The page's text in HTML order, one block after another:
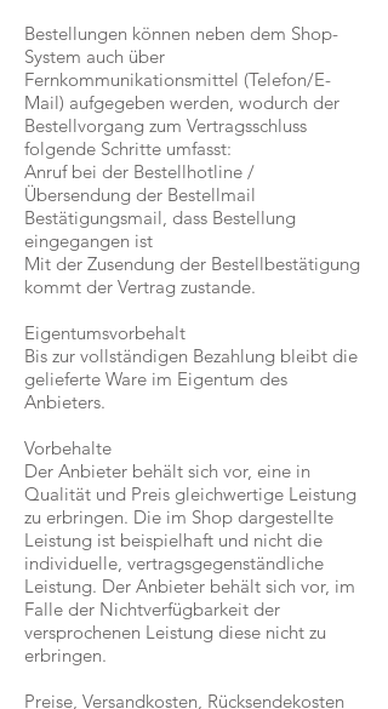
Bestellungen können neben dem Shop-
System auch über
Fernkommunikationsmittel (Telefon/E-
Mail) aufgegeben werden, wodurch der
Bestellvorgang zum Vertragsschluss
folgende Schritte umfasst:
Anruf bei der Bestellhotline /
Übersendung der Bestellmail
Bestätigungsmail, dass Bestellung
eingegangen ist
Mit der Zusendung der Bestellbestätigung
kommt der Vertrag zustande.
Eigentumsvorbehalt
Bis zur vollständigen Bezahlung bleibt die
gelieferte Ware im Eigentum des
Anbieters.
Vorbehalte
Der Anbieter behält sich vor, eine in
Qualität und Preis gleichwertige Leistung
zu erbringen. Die im Shop dargestellte
Leistung ist beispielhaft und nicht die
individuelle, vertragsgegenständliche
Leistung. Der Anbieter behält sich vor, im
Falle der Nichtverfügbarkeit der
versprochenen Leistung diese nicht zu
erbringen.
Preise, Versandkosten, Rücksendekosten